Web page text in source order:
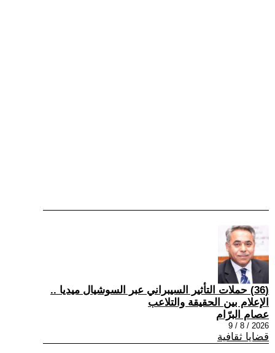
(36) حملات التأثير السيبراني عبر السوشيال ميديا ..
الإعلام بين الحقيقة والتلاعب
عصام البرّام
2026 / 8 / 9
قضايا ثقافية